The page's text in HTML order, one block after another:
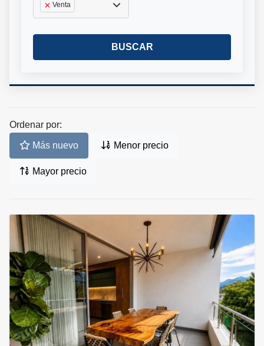
Venta
BUSCAR
Ordenar por:
Más nuevo Menor precio
Mayor precio